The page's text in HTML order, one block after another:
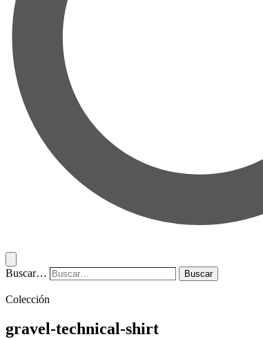
Buscar… Buscar
Colección
gravel-technical-shirt